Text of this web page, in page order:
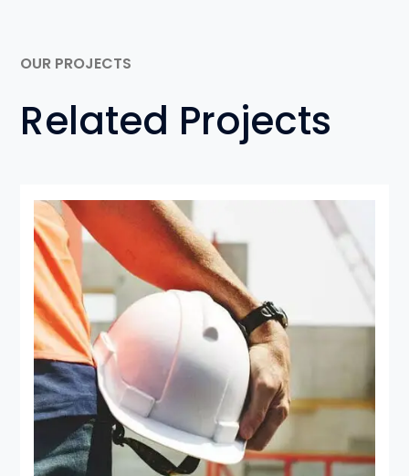
OUR PROJECTS
Related Projects